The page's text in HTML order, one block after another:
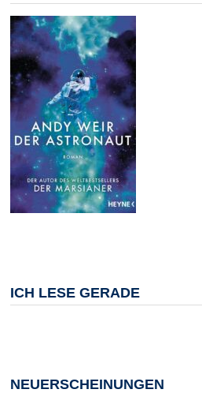
ICH LESE GERADE
NEUERSCHEINUNGEN